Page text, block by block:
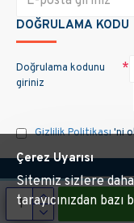
DOĞRULAMA KODU
Doğrulama kodunu
giriniz
Gizlilik Politikası'ni
hakları saklıdır. Site
Çerez Uyarısı
Sitemiz sizlere
tarayıcınızdan